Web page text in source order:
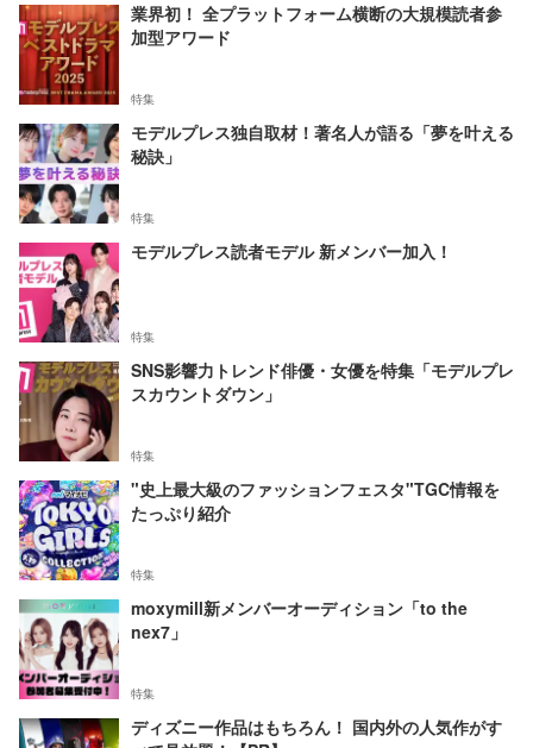
業界初！ 全プラットフォーム横断の大規模読者参
加型アワード
特集
モデルプレス独自取材！著名人が語る「夢を叶える
秘訣」
特集
モデルプレス読者モデル 新メンバー加入！
特集
SNS影響力トレンド俳優・女優を特集「モデルプレ
スカウントダウン」
特集
"史上最大級のファッションフェスタ"TGC情報を
たっぷり紹介
特集
moxymill新メンバーオーディション「to the
nex7」
特集
ディズニー作品はもちろん！ 国内外の人気作がす